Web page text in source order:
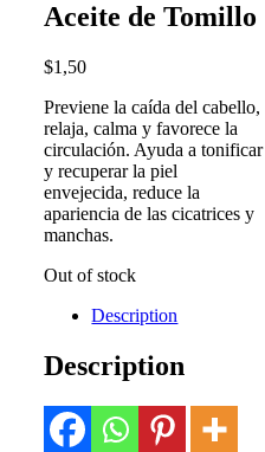
Aceite de Tomillo
$1,50
Previene la caída del cabello,
relaja, calma y favorece la
circulación. Ayuda a tonificar
y recuperar la piel
envejecida, reduce la
apariencia de las cicatrices y
manchas.
Out of stock
Description
Description